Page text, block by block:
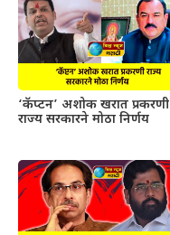
‘कॅप्टन’ अशोक खरात प्रकरणी
राज्य सरकारने मोठा निर्णय